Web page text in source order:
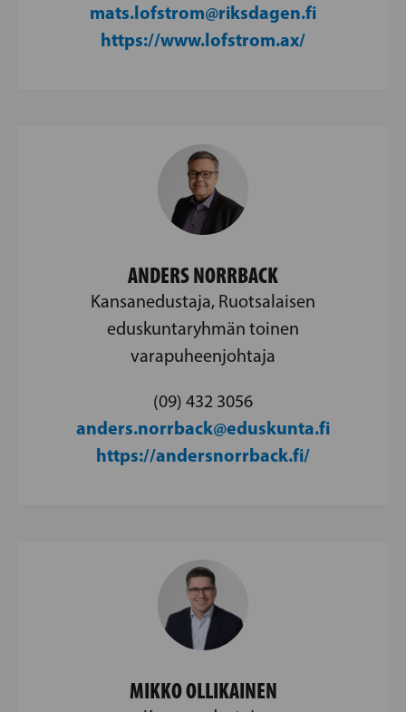
mats.lofstrom@riksdagen.fi
https://www.lofstrom.ax/
ANDERS NORRBACK
Kansanedustaja, Ruotsalaisen
eduskuntaryhmän toinen
varapuheenjohtaja
(09) 432 3056
anders.norrback@eduskunta.fi
https://andersnorrback.fi/
MIKKO OLLIKAINEN